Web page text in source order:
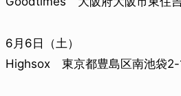
6月6日（土）
Highsox 東京都豊島区南池袋2-